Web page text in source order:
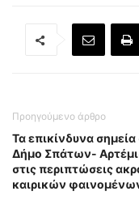
Προηγούμενο άρθρο
Τα επικίνδυνα σημεία
Δήμο Σπάτων-
στις περιπτώσεις
καιρικών